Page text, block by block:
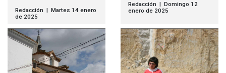
Redacción | Martes 14 enero
de 2025
Redacción | Domingo 12
enero de 2025